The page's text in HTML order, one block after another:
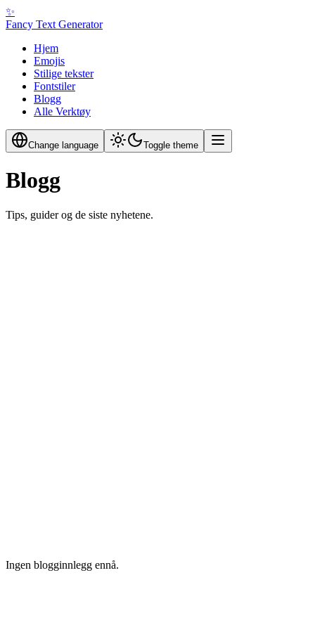
✨
Fancy Text Generator
Hjem
Emojis
Stilige tekster
Fontstiler
Blogg
Alle Verktøy
Change language Toggle theme
Blogg
Tips, guider og de siste nyhetene.
Ingen blogginnlegg ennå.